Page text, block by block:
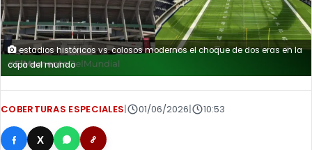
estadios históricos vs. colosos modernos el choque de dos eras en la
copa del mundo
COBERTURAS ESPECIALES 01/06/2026 10:53
X